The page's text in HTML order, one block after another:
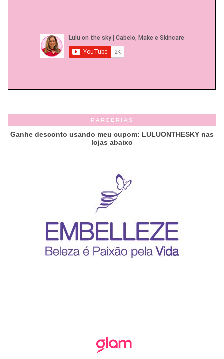
PARCERIAS
Ganhe desconto usando meu cupom: LULUONTHESKY nas
lojas abaixo